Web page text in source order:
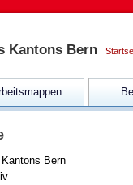
Bern
Kantons Bern